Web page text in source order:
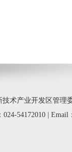
术产业开发区管理
54172010 | Email